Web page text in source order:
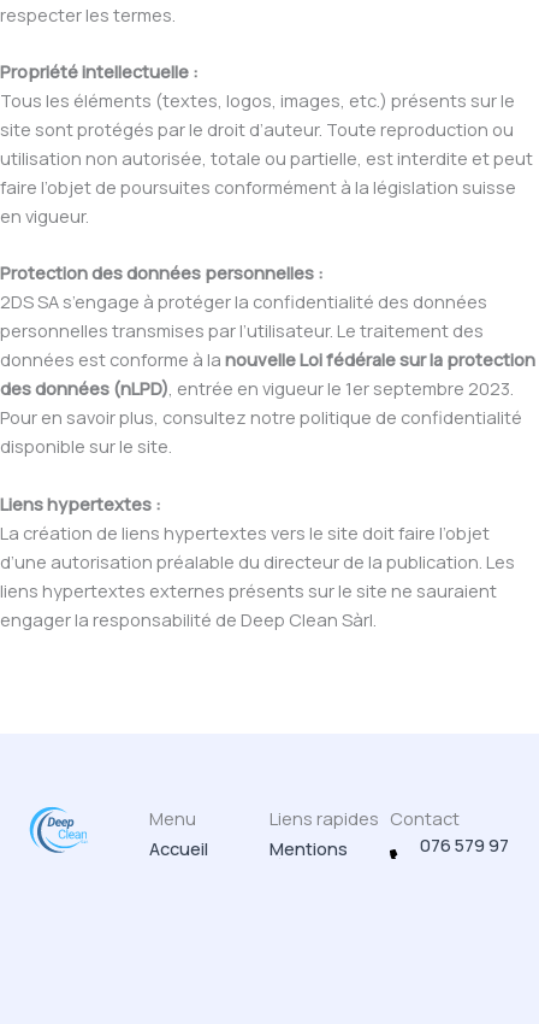
respecter les termes.
Propriété intellectuelle :
Tous les éléments (textes, logos, images, etc.) présents sur le
site sont protégés par le droit d’auteur. Toute reproduction ou
utilisation non autorisée, totale ou partielle, est interdite et peut
faire l’objet de poursuites conformément à la législation suisse
en vigueur.
Protection des données personnelles :
2DS SA s’engage à protéger la confidentialité des données
personnelles transmises par l’utilisateur. Le traitement des
données est conforme à la nouvelle Loi fédérale sur la protection
des données (nLPD), entrée en vigueur le 1er septembre 2023.
Pour en savoir plus, consultez notre politique de confidentialité
disponible sur le site.
Liens hypertextes :
La création de liens hypertextes vers le site doit faire l’objet
d’une autorisation préalable du directeur de la publication. Les
liens hypertextes externes présents sur le site ne sauraient
engager la responsabilité de Deep Clean Sàrl.
Menu
Accueil
Liens rapides
Mentions
légales
Contact
076 579 97